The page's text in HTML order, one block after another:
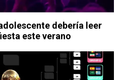
debería leer
este verano